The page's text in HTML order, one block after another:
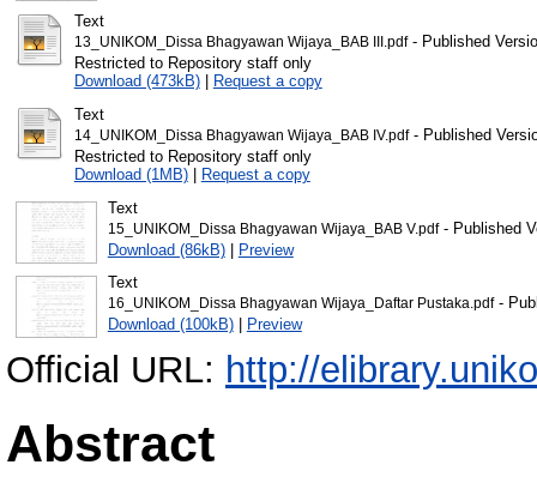
Text
13_UNIKOM_Dissa Bhagyawan Wijaya_BAB III.pdf- Published
Restricted to Repository staff only
Download (473kB)|
Request a copy
Text
14_UNIKOM_Dissa Bhagyawan Wijaya_BAB IV.pdf- Published
Restricted to Repository staff only
Download (1MB)|
Request a copy
Text
15_UNIKOM_Dissa Bhagyawan Wijaya_BAB V.pdf- Published
Download (86kB)| Preview
Text
16_UNIKOM_Dissa Bhagyawan Wijaya_Daftar Pustaka.pdf-
Download (100kB)| Preview
Official URL: http://
Abstract